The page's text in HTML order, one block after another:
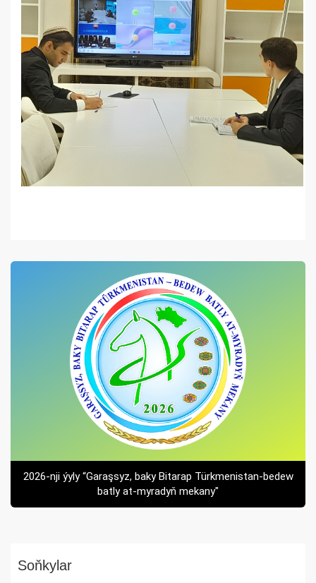
2026-nji ýyly “Garaşsyz, baky Bitarap Türkmenistan-bedew
batly at-myradyň mekany"
Soňkylar